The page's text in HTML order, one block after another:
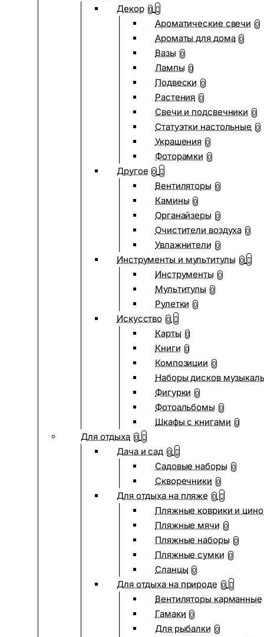
Декор 0
Ароматические свечи 0
Ароматы для дома 0
Вазы 0
Лампы 0
Подвески 0
Растения 0
Свечи и подсвечники 0
Статуэтки настольные 0
Украшения 0
Фоторамки 0
Другое 0
Вентиляторы 0
Камины 0
Органайзеры 0
Очистители воздуха 0
Увлажнители 0
Инструменты и мультитулы 0
Инструменты 0
Мультитулы 0
Рулетки 0
Искусство 0
Карты 0
Книги 0
Композиции 0
Наборы дисков
Фигурки 0
Фотоальбомы 0
Шкафы с книгами 0
Для отдыха 0
Дача и сад 0
Садовые наборы 0
Скворечники 0
Для отдыха на пляже 0
Пляжные коврики и
Пляжные мячи 0
Пляжные наборы 0
Пляжные сумки 0
Сланцы 0
Для отдыха на природе 0
Вентиляторы карманные
Гамаки 0
Для рыбалки 0